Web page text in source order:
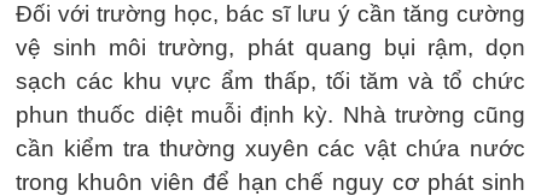
Đối với trường học, bác sĩ lưu ý cần tăng cường
vệ sinh môi trường, phát quang bụi rậm, dọn
sạch các khu vực ẩm thấp, tối tăm và tổ chức
phun thuốc diệt muỗi định kỳ. Nhà trường cũng
cần kiểm tra thường xuyên các vật chứa nước
trong khuôn viên để hạn chế nguy cơ phát sinh